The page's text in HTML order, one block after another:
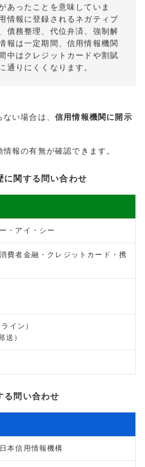
あったことを意味していま
情報に登録されるネガティブ
債務整理、代位弁済、強制解
報は一定期間、信用情報機関
中はクレジットカードや割賦
通りにくくなります。
い場合は、 信用情報機関に開示
報の有無が確認できます。
に関する問い合わせ
・アイ・シー
費者金融・クレジットカード・携
イン）
送）
る問い合わせ
本信用情報機構